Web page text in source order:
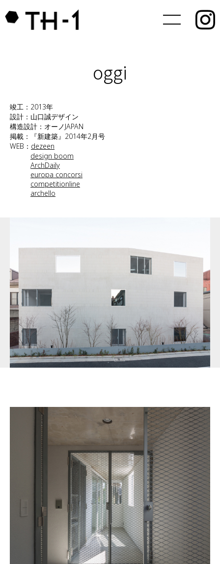
oggi
竣工：2013年
設計：山口誠デザイン
構造設計：オーノJAPAN
掲載：『新建築』2014年2月号
WEB： dezeen
design boom
ArchDaily
europa concorsi
competitionline
archello